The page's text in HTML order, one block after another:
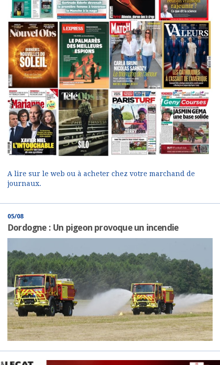
A lire sur le web ou à acheter chez votre marchand de
journaux.
05/08
Dordogne : Un pigeon provoque un incendie